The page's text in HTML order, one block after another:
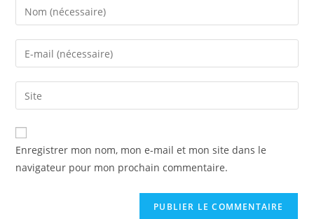
Enregistrer mon nom, mon e-mail et mon site dans le
navigateur pour mon prochain commentaire.